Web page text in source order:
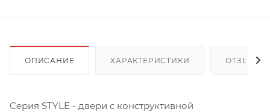
ОПИСАНИЕ ХАРАКТЕРИСТИКИ ОТЗЫВЫ
Серия STYLE - двери с конструктивной